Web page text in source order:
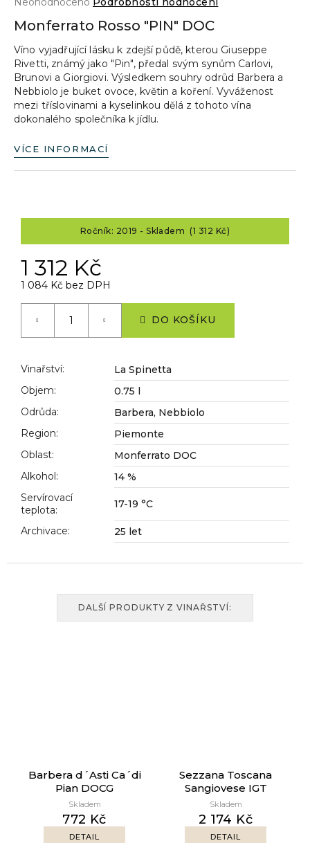
produktu
0,0
z
5
hvězdiček.
Monferrato Rosso "PIN" DOC
Víno vyjadřující lásku k zdejší půdě, kterou Giuseppe
Rivetti, známý jako "Pin", předal svým synům Carlovi,
Brunovi a Giorgiovi. Výsledkem souhry odrůd Barbera a
Nebbiolo je buket ovoce, květin a koření. Vyváženost
mezi tříslovinami a kyselinkou dělá z tohoto vína
dokonalého společníka k jídlu.
VÍCE INFORMACÍ
Ročník: 2019 - Skladem (1 312 Kč)
1 312 Kč
1 084 Kč bez DPH
DO KOŠÍKU
Vinařství:
La Spinetta
Objem:
0.75 l
Odrůda:
Barbera, Nebbiolo
Region:
Piemonte
Oblast:
Monferrato DOC
Alkohol:
14 %
Servírovací
teplota: 17-19 °C
Archivace: 25 let
DALŠÍ PRODUKTY Z VINAŘSTVÍ:
Barbera d´Asti Ca´di
Pian DOCG
Skladem
772 Kč
DETAIL
Sezzana Toscana
Sangiovese IGT
Skladem
2 174 Kč
DETAIL
a
j
í
t
?
HLEDAT
D
o
m
e